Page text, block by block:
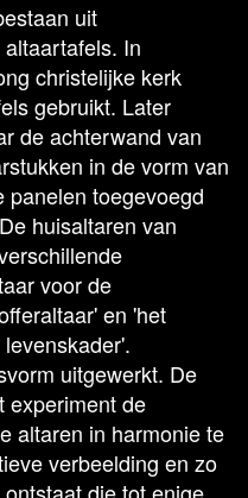
uit
In
christelijke kerk
gebruikt. Later
de achterwand van
in de vorm van
toegevoegd
huisaltaren van
voor de
en 'het
uitgewerkt. De
experiment de
altaren in harmonie te
verbeelding en zo